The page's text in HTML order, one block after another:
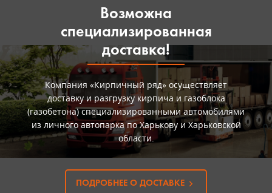
Возможна
специализированная
доставка!
Компания «Кирпичный ряд» осуществляет
доставку и разгрузку кирпича и газоблока
(газобетона) специализированными автомобилями
из личного автопарка по Харькову и Харьковской
области.
ПОДРОБНЕЕ О ДОСТАВКЕ